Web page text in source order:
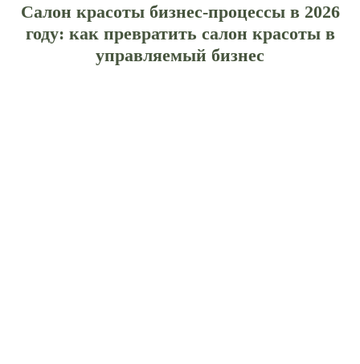
Салон красоты бизнес-процессы в 2026
году: как превратить салон красоты в
управляемый бизнес